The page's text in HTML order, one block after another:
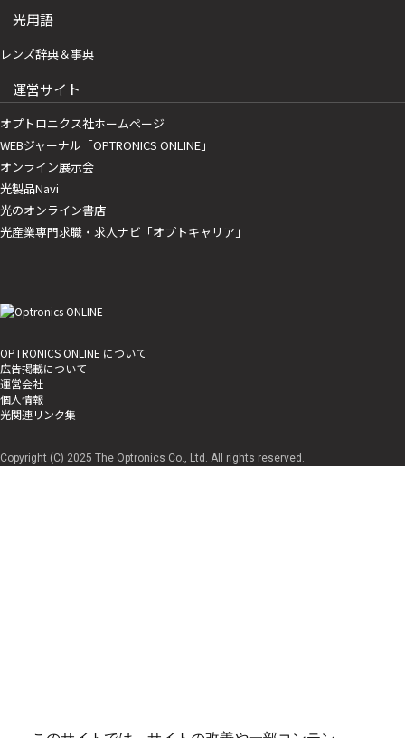
光用語
レンズ辞典＆事典
運営サイト
オプトロニクス社ホームページ
WEBジャーナル「OPTRONICS ONLINE」
オンライン展示会
光製品Navi
光のオンライン書店
光産業専門求職・求人ナビ「オプトキャリア」
OPTRONICS ONLINE について
広告掲載について
運営会社
個人情報
光関連リンク集
Copyright (C) 2025 The Optronics Co., Ltd. All rights reserved.